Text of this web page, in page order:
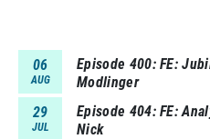
06
AUG
Episode 400 FE:
Modlinger
29
JUL
Episode 404 FE:
Nick